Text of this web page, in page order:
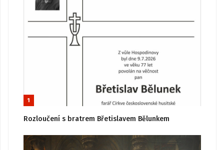
1
Rozloučení s bratrem Břetislavem Bělunkem